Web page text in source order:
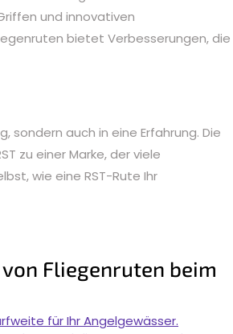
und innovativen
bietet Verbesserungen, die
sondern auch in eine Erfahrung. Die
zu einer Marke, der viele
wie eine RST-Rute Ihr
Fliegenruten beim
für Ihr Angelgewässer.